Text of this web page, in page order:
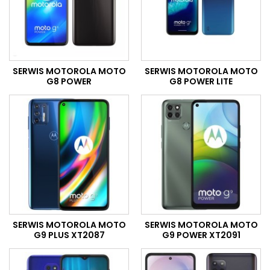
SERWIS MOTOROLA MOTO
G8 POWER
SERWIS MOTOROLA MOTO
G8 POWER LITE
SERWIS MOTOROLA MOTO
G9 PLUS XT2087
SERWIS MOTOROLA MOTO
G9 POWER XT2091